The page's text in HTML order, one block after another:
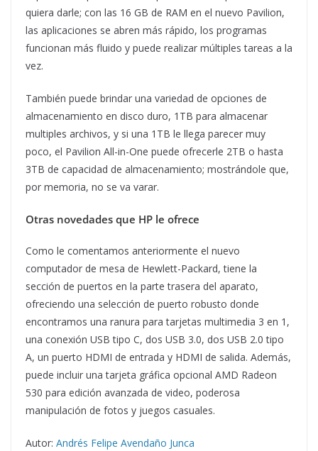
quiera darle; con las 16 GB de RAM en el nuevo Pavilion,
las aplicaciones se abren más rápido, los programas
funcionan más fluido y puede realizar múltiples tareas a la
vez.
También puede brindar una variedad de opciones de
almacenamiento en disco duro, 1TB para almacenar
multiples archivos, y si una 1TB le llega parecer muy
poco, el Pavilion All-in-One puede ofrecerle 2TB o hasta
3TB de capacidad de almacenamiento; mostrándole que,
por memoria, no se va varar.
Otras novedades que HP le ofrece
Como le comentamos anteriormente el nuevo
computador de mesa de Hewlett-Packard, tiene la
sección de puertos en la parte trasera del aparato,
ofreciendo una selección de puerto robusto donde
encontramos una ranura para tarjetas multimedia 3 en 1,
una conexión USB tipo C, dos USB 3.0, dos USB 2.0 tipo
A, un puerto HDMI de entrada y HDMI de salida. Además,
puede incluir una tarjeta gráfica opcional AMD Radeon
530 para edición avanzada de video, poderosa
manipulación de fotos y juegos casuales.
Autor: Andrés Felipe Avendaño Junca